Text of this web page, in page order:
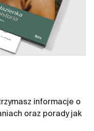
informacje o
oraz porady jak